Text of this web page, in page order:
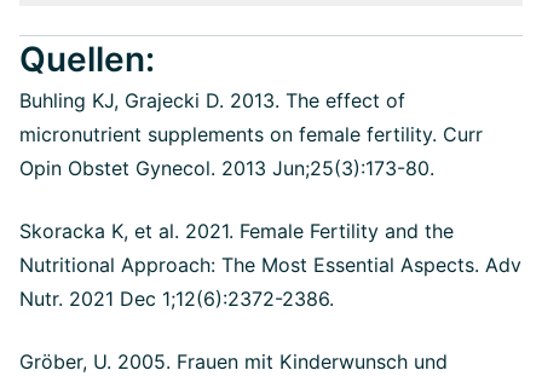
Quellen:
Buhling KJ, Grajecki D. 2013. The effect of
micronutrient supplements on female fertility. Curr
Opin Obstet Gynecol. 2013 Jun;25(3):173-80.
Skoracka K, et al. 2021. Female Fertility and the
Nutritional Approach: The Most Essential Aspects. Adv
Nutr. 2021 Dec 1;12(6):2372-2386.
Gröber, U. 2005. Frauen mit Kinderwunsch und